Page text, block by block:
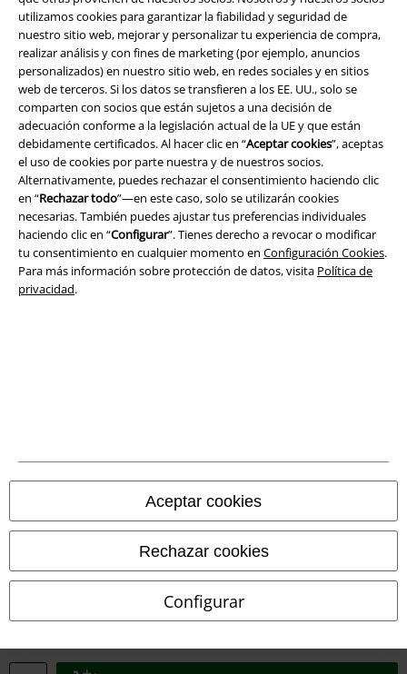
utilizamos cookies para garantizar la fiabilidad y seguridad de
nuestro sitio web, mejorar y personalizar tu experiencia de compra,
realizar análisis y con fines de marketing (por ejemplo, anuncios
personalizados) en nuestro sitio web, en redes sociales y en sitios
web de terceros. Si los datos se transfieren a los EE. UU., solo se
comparten con socios que están sujetos a una decisión de
adecuación conforme a la legislación actual de la UE y que están
debidamente certificados. Al hacer clic en “Aceptar cookies”, aceptas
el uso de cookies por parte nuestra y de nuestros socios.
Alternativamente, puedes rechazar el consentimiento haciendo clic
en “Rechazar todo”—en este caso, solo se utilizarán cookies
necesarias. También puedes ajustar tus preferencias individuales
haciendo clic en “Configurar”. Tienes derecho a revocar o modificar
tu consentimiento en cualquier momento en Configuración Cookies.
Para más información sobre protección de datos, visita Política de
privacidad.
Aceptar cookies
Rechazar cookies
Configurar
Seguridad
Eliminación de residuos y protección del medioambiente
Declaración de Conformidad
Información sobre accesibilidad